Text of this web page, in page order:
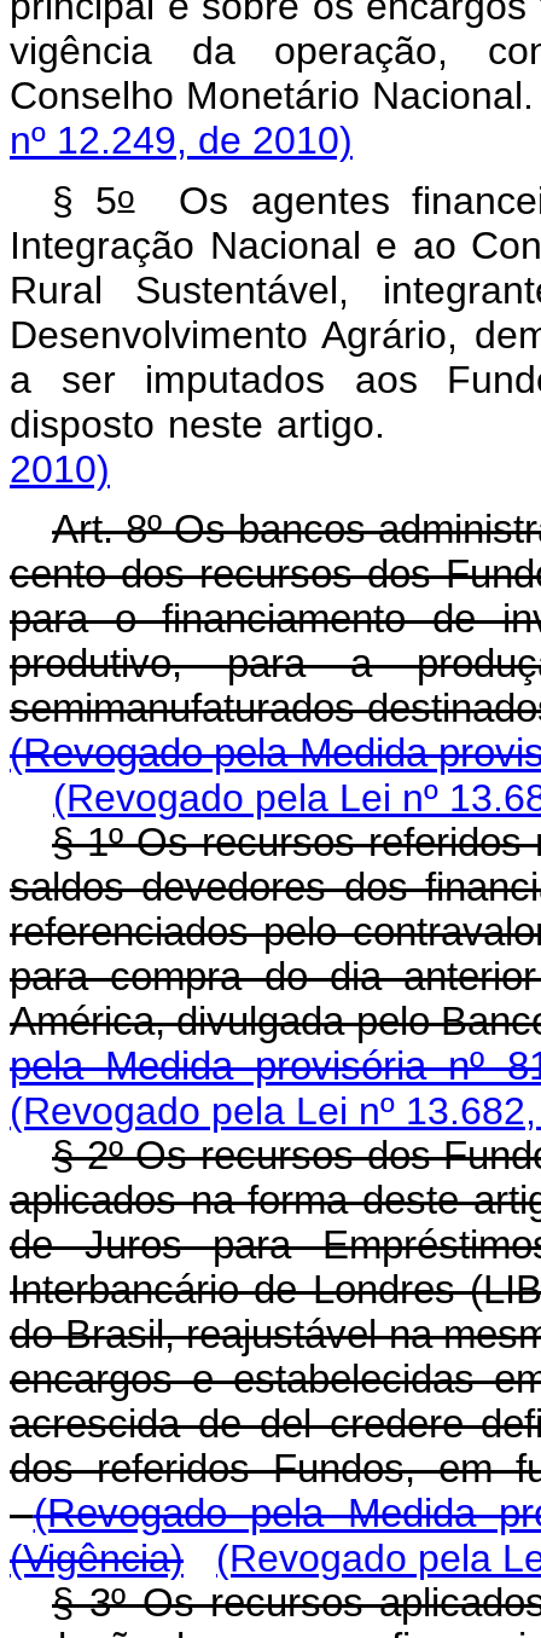
vigência da operação,
Conselho Monetário
nº 12.249, de 2010)
§ 5oOs agentes
Integração Nacional e ao
Rural Sustentável,
Desenvolvimento Agrário,
a ser imputados aos
disposto neste
2010)
Art. 8º Os bancos
cento dos recursos dos
para o financiamento de
produtivo, para a
semimanufaturados
(Revogado pela Medida
(Revogado pela Lei nº
§ 1º Os recursos
saldos devedores dos
referenciados pelo
para compra do dia
América, divulgada pelo
pela Medida provisória nº
(Revogado pela Lei nº
§ 2º Os recursos dos
aplicados na forma deste
de Juros para
Interbancário de Londres
do Brasil, reajustável na
encargos e estabelecidas
acrescida de del credere
dos referidos Fundos,
(Revogado pela Medida
(Vigência)
(Revogado pela
§ 3º Os recursos